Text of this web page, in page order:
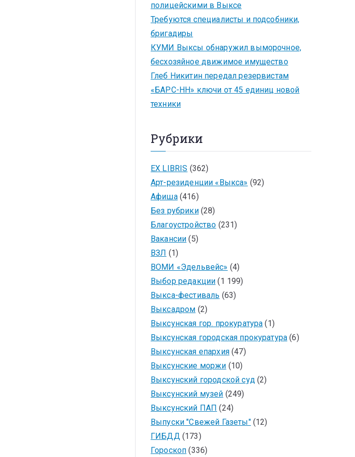
полицейскими в Выксе
Требуются специалисты и подсобники,
бригадиры
КУМИ Выксы обнаружил выморочное,
бесхозяйное движимое имущество
Глеб Никитин передал резервистам
«БАРС-НН» ключи от 45 единиц новой
техники
Рубрики
EX LIBRIS (362)
Арт-резиденции «Выкса» (92)
Афиша(416)
Без рубрики(28)
Благоустройство (231)
Вакансии (5)
ВЗЛ (1)
ВОМИ «Эдельвейс» (4)
Выбор редакции (1 199)
Выкса-фестиваль (63)
Выксадром (2)
Выксунская гор. прокуратура (1)
Выксунская городская прокуратура (6)
Выксунская епархия(47)
Выксунские моржи (10)
Выксунский городской суд(2)
Выксунский музей (249)
Выксунский ПАП (24)
Выпуски "Свежей Газеты"(12)
ГИБДД(173)
Гороскоп (336)